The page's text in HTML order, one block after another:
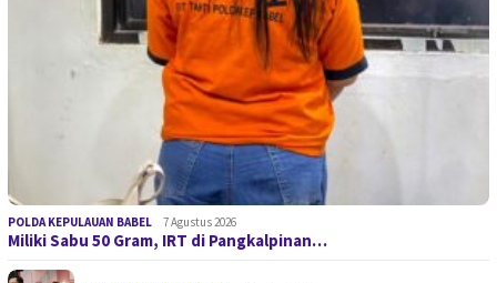
POLDA KEPULAUAN BABEL 7 Agustus 2026
Miliki Sabu 50 Gram, IRT di Pangkalpinan…